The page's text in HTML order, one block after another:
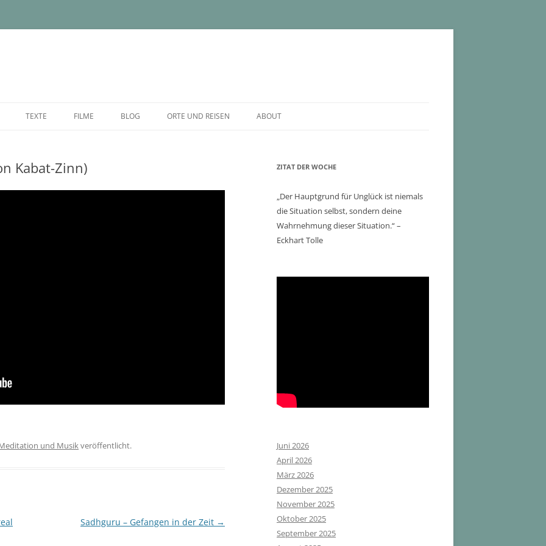
TEXTE FILME BLOG ORTE UND REISEN ABOUT
Kabat-Zinn)
und Musikveröffentlicht.
Sadhguru – Gefangen in der Zeit →
ZITAT DER WOCHE
„Der Hauptgrund für Unglück ist niemals
die Situation selbst, sondern deine
Wahrnehmung dieser Situation.“ –
Eckhart Tolle
Juni 2026
April 2026
März 2026
Dezember 2025
November 2025
Oktober 2025
September 2025